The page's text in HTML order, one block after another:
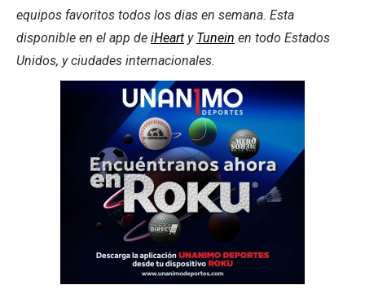
equipos favoritos todos los dias en semana. Esta
disponible en el app de iHeart y Tunein en todo Estados
Unidos, y ciudades internacionales.